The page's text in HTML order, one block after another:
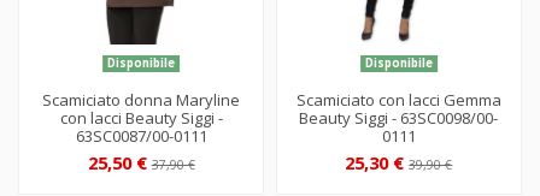
Disponibile
Scamiciato donna Maryline
con lacci Beauty Siggi -
63SC0087/00-0111
25,50 €37,90 €
Disponibile
Scamiciato con lacci Gemma
Beauty Siggi - 63SC0098/00-
0111
25,30 €39,90 €